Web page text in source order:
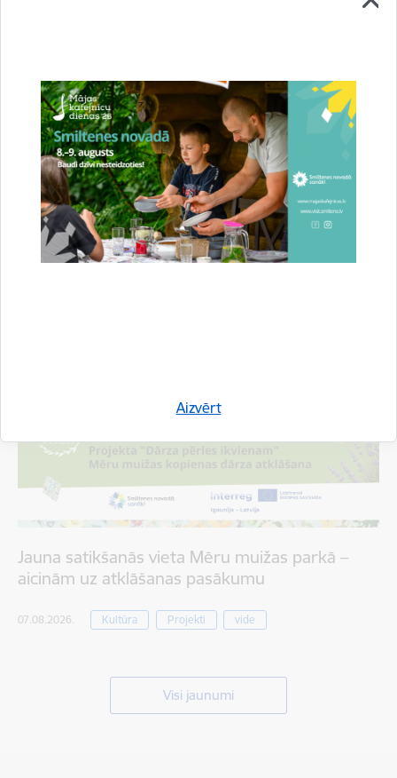
Aizvērt
Stājies spēkā jaunais novada teritorijas
plānojums – Smiltene ieguvusi jaunas pilsētas
robežas
Jauna satikšanās vieta Mēru muižas parkā –
aicinām uz atklāšanas pasākumu
07.08.2026. Kultūra Projekti vide
Visi jaunumi